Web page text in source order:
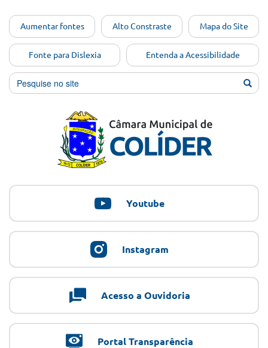
conteúdo
[Alt+1]
Ir para
o menu
[Alt+2]
[Alt+4]
Aumentar fontes Alto Constraste Mapa do Site
Fonte para Dislexia Entenda a Acessibilidade
Youtube
Instagram
Acesso a Ouvidoria
Portal Transparência